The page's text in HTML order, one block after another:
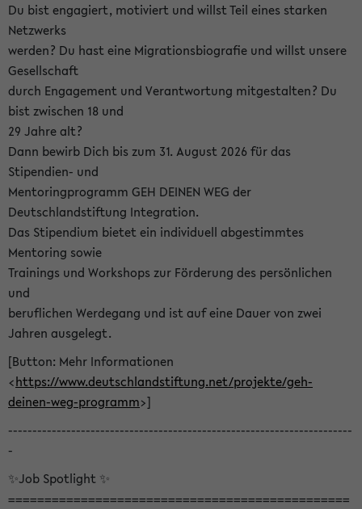
Du bist engagiert, motiviert und willst Teil eines starken
Netzwerks
werden? Du hast eine Migrationsbiografie und willst unsere
Gesellschaft
durch Engagement und Verantwortung mitgestalten? Du
bist zwischen 18 und
29 Jahre alt?
Dann bewirb Dich bis zum 31. August 2026 für das
Stipendien- und
Mentoringprogramm GEH DEINEN WEG der
Deutschlandstiftung Integration.
Das Stipendium bietet ein individuell abgestimmtes
Mentoring sowie
Trainings und Workshops zur Förderung des persönlichen
und
beruflichen Werdegang und ist auf eine Dauer von zwei
Jahren ausgelegt.
[Button: Mehr Informationen
<https://www.deutschlandstiftung.net/projekte/geh-
deinen-weg-programm>]
-----------------------------------------------------------------------
-
✨Job Spotlight ✨
===============================================